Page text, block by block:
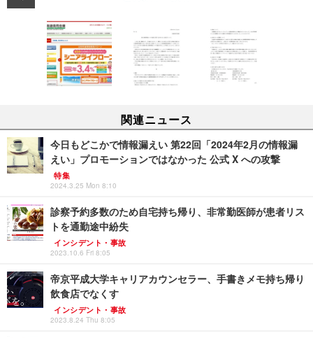
関連ニュース
今日もどこかで情報漏えい 第22回「2024年2月の情報漏
えい」プロモーションではなかった 公式 X への攻撃
特集
2024.3.25 Mon 8:10
診察予約多数のため自宅持ち帰り、非常勤医師が患者リス
トを通勤途中紛失
インシデント・事故
2023.10.6 Fri 8:05
帝京平成大学キャリアカウンセラー、手書きメモ持ち帰り
飲食店でなくす
インシデント・事故
2023.8.24 Thu 8:05